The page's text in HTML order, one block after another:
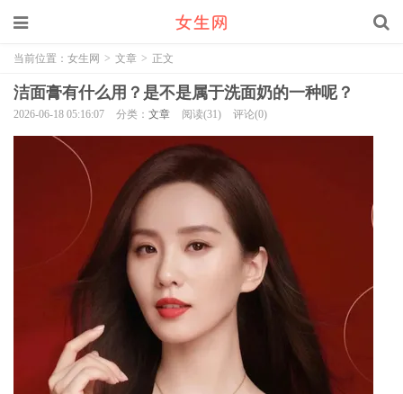
当前位置： 女生网 > 文章 > 正文
洁面膏有什么用？是不是属于洗面奶的一种呢？
2026-06-18 05:16:07 分类： 文章 阅读(31) 评论(0)